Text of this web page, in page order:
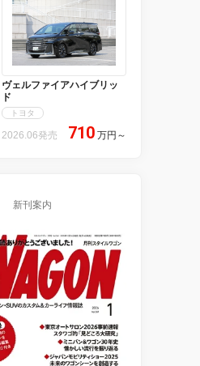
ヴェルファイアハイブリッ
ド
トヨタ
2026.06発売 710 万円 ～
新刊案内